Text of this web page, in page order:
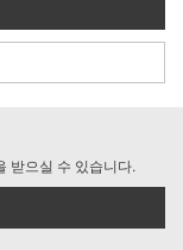
받으실 수 있습니다.